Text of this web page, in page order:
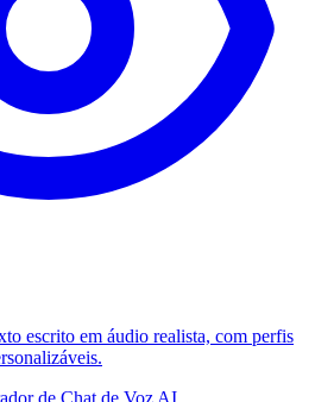
escrito em áudio realista, com perfis
de Chat de Voz AI